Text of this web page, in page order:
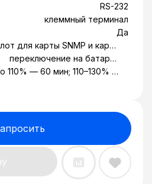
RS-232
клеммный терминал
Да
для карты SNMP и карты
контактов состояния
переключение на батареи
при выходе за границы
диапазона значения
110% — 60 мин; 110–130% —